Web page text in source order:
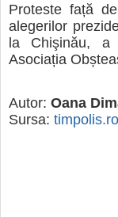
Proteste față
alegerilor
la Chişinău, a
Asociația
Autor: Oana
Sursa: timpolis.ro